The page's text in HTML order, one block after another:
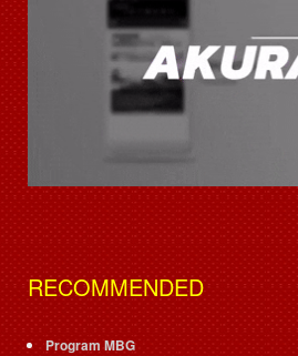
RECOMMENDED
Program MBG